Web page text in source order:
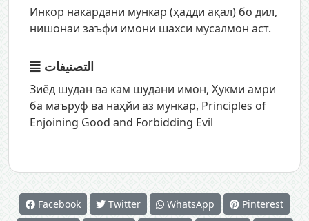
Инкор накардани мункар (ҳадди ақал) бо дил,
нишонаи заъфи имони шахси мусалмон аст.
التصنيفات
Зиёд шудан ва кам шудани имон, Ҳукми амри
ба маъруф ва наҳйи аз мункар, Principles of
Enjoining Good and Forbidding Evil
Facebook Twitter WhatsApp
Pinterest